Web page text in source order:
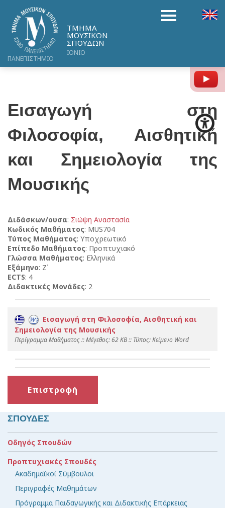
ΤΜΗΜΑ
ΜΟΥΣΙΚΩΝ
ΣΠΟΥΔΩΝ
ΙΟΝΙΟ
ΠΑΝΕΠΙΣΤΗΜΙΟ
Εισαγωγή στη
Φιλοσοφία, Αισθητική
και Σημειολογία της
Μουσικής
Διδάσκων/ουσα: Σιώψη Αναστασία
Κωδικός Μαθήματος: MUS704
Τύπος Μαθήματος: Υποχρεωτικό
Επίπεδο Μαθήματος: Προπτυχιακό
Γλώσσα Μαθήματος: Ελληνικά
Εξάμηνο: Ζ΄
ECTS: 4
Διδακτικές Μονάδες: 2
Εισαγωγή στη Φιλοσοφία, Αισθητική και
Σημειολογία της Μουσικής
Περίγραμμα Μαθήματος :: Mέγεθος: 62 KB :: Τύπος: Kείμενο Word
Επιστροφή
ΣΠΟΥΔΕΣ
Οδηγός Σπουδών
Προπτυχιακές Σπουδές
Ακαδημαϊκοί Σύμβουλοι
Περιγραφές Μαθημάτων
Πρόγραμμα Παιδαγωγικής και Διδακτικής Επάρκειας